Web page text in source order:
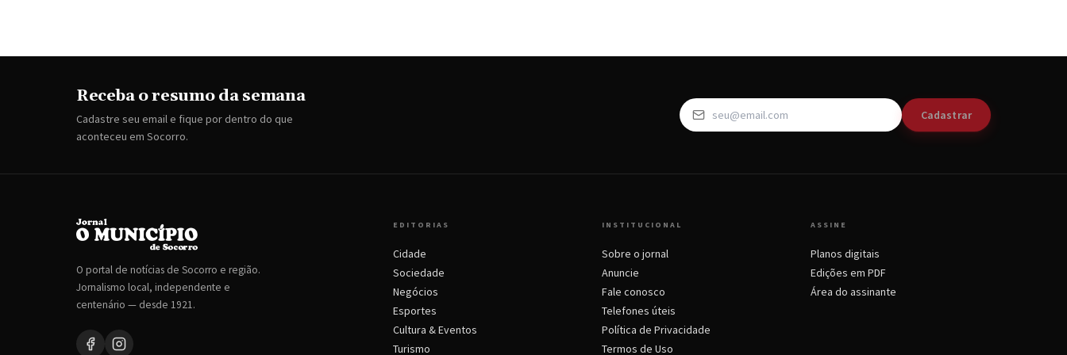
Receba o resumo da semana
Cadastre seu email e fique por dentro do que
aconteceu em Socorro.
Cadastrar
O portal de notícias de Socorro e região.
Jornalismo local, independente e
centenário — desde 1921.
EDITORIAS
Cidade
Sociedade
Negócios
Esportes
Cultura & Eventos
Turismo
INSTITUCIONAL
Sobre o jornal
Anuncie
Fale conosco
Telefones úteis
Política de Privacidade
Termos de Uso
ASSINE
Planos digitais
Edições em PDF
Área do assinante